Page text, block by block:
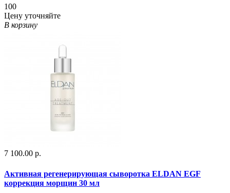
100
Цену уточняйте
В корзину
7 100.00 р.
Активная регенерирующая сыворотка ELDAN EGF
коррекция морщин 30 мл